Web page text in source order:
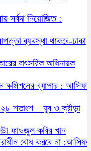
সর্বদা নিয়োজিত :
ব্যবস্থা থাকবে-ঢাকা
বাৎসরিক অধিনায়ক
কমিশনের ব্যাপার : আসিফ
২৮ শতাংশ – যুব ও ক্রীড়া
ফাওজুল কবির খান
বোধ করবে না :আসিফ